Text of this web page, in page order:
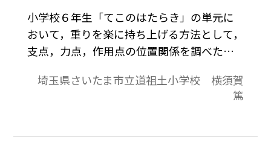
小学校６年生「てこのはたらき」の単元に
おいて，重りを楽に持ち上げる方法として，
支点，力点，作用点の位置関係を調べた
を，左右の重りの重さと支点からの距離か
割り箸を利用した棒はかりは，フイルムケ
埼玉県さいたま市立道祖土小学校 横須賀
篤